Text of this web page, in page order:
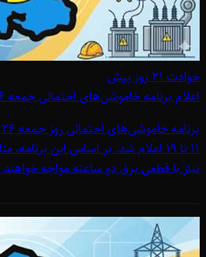
حوادث۲۱ روز پیش
اعلام برنامه خاموشی‌های احتمالی جمعه 26 تیر 1405
11 تا 19 اعلام شد. بر اساس این
نیاز با قطعی برق دو ساعته مواجه